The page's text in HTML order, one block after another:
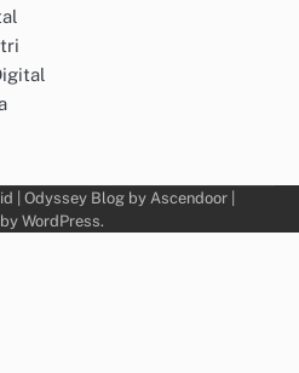
| Odyssey Blog by Ascendoor
WordPress.